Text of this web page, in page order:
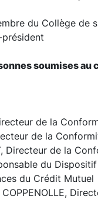
du Collège de
soumises au
de la
de la
Directeur de la
du
du Crédit Mutuel